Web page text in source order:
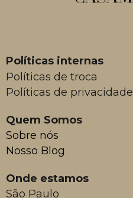
Políticas internas
Políticas de troca
Políticas de privacidade
Quem Somos
Sobre nós
Nosso Blog
Onde estamos
São Paulo